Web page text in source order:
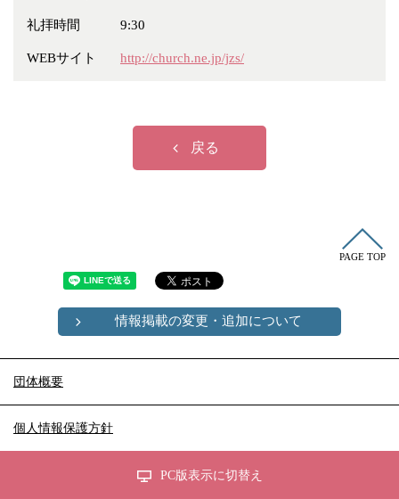
礼拝時間 9:30
WEBサイト http://church.ne.jp/jzs/
戻る
PAGE TOP
情報掲載の変更・追加について
団体概要
個人情報保護方針
PC版表示に切替え